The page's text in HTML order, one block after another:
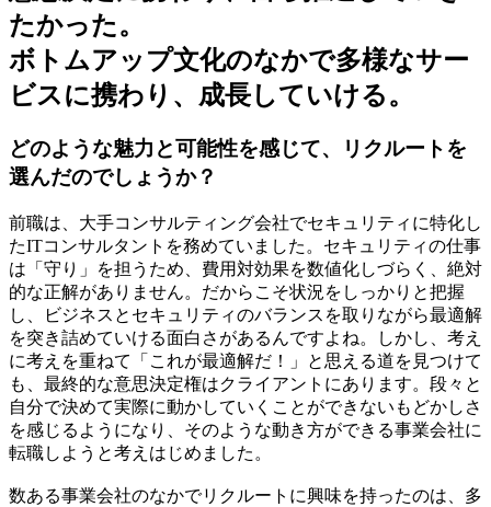
たかった。
ボトムアップ文化のなかで多様なサー
ビスに携わり、成長していける。
どのような魅力と可能性を感じて、リクルートを
選んだのでしょうか？
前職は、大手コンサルティング会社でセキュリティに特化し
たITコンサルタントを務めていました。セキュリティの仕事
は「守り」を担うため、費用対効果を数値化しづらく、絶対
的な正解がありません。だからこそ状況をしっかりと把握
し、ビジネスとセキュリティのバランスを取りながら最適解
を突き詰めていける面白さがあるんですよね。しかし、考え
に考えを重ねて「これが最適解だ！」と思える道を見つけて
も、最終的な意思決定権はクライアントにあります。段々と
自分で決めて実際に動かしていくことができないもどかしさ
を感じるようになり、そのような動き方ができる事業会社に
転職しようと考えはじめました。
数ある事業会社のなかでリクルートに興味を持ったのは、多